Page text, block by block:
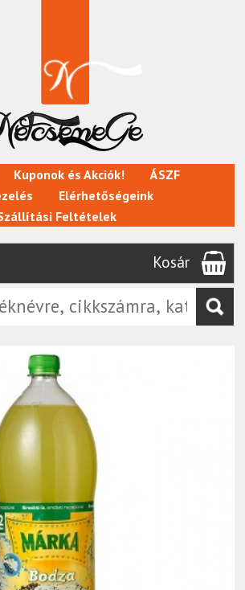
Kuponok és Akciók!
ÁSZF
Elérhetőségeink
Feltételek
Kosár